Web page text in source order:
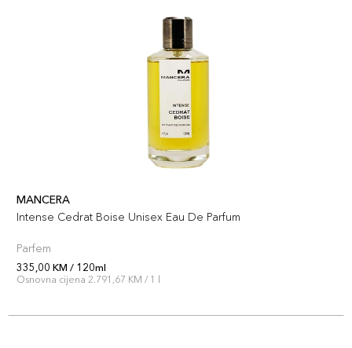
MANCERA
Intense Cedrat Boise Unisex Eau De Parfum
Parfem
335,00 KM / 120ml
Osnovna cijena 2.791,67 KM / 1 l